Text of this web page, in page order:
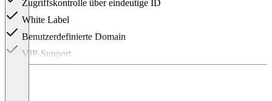
Zugriffskontrolle über eindeutige ID
White Label
Benutzerdefinierte Domain
VIP-Support